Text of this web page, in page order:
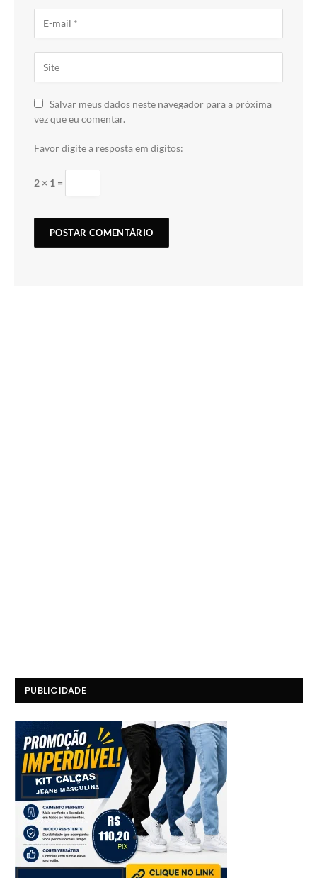
Salvar meus dados neste navegador para a próxima
vez que eu comentar.
Favor digite a resposta em dígitos:
2 × 1 =
PUBLICIDADE